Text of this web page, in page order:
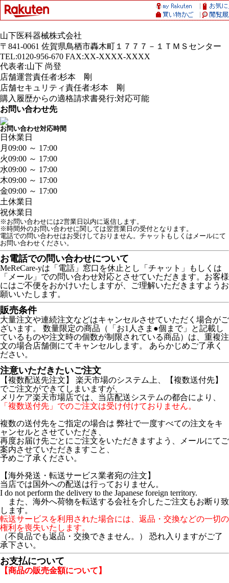
山下医科器械株式会社
〒841-0061 佐賀県鳥栖市轟木町１７７７－１ＴＭＳセンター
TEL:0120-956-670 FAX:XX-XXXX-XXXX
代表者:山下 尚登
店舗運営責任者:杉本 剛
店舗セキュリティ責任者:杉本 剛
購入履歴からの適格請求書発行:対応可能
お問い合わせ先
お問い合わせ対応時間
日 休業日
月 09:00 ～ 17:00
火09:00 ～ 17:00
水09:00 ～ 17:00
木09:00 ～ 17:00
金09:00 ～ 17:00
土休業日
祝休業日
※お問い合わせには2営業日以内に返信します。
※時間外のお問い合わせに関しては翌営業日の受付となります。
電話での問い合わせはお受けしておりません。チャットもしくはメールにて
お問い合わせください。
お電話での問い合わせについて
MeReCare-yは「電話」窓口を休止とし「チャット」もしくは
「メール」での問い合わせ対応とさせていただきます。お客様
にはご不便をおかけいたしますが、ご理解いただきますようお
願いいたします。
販売条件
大量注文や連続注文などはキャンセルさせていただく場合がご
ざいます。 数量限定の商品（「お1人さま●個まで」と記載し
ているものや注文時の個数が制限されている商品）は、重複注
文の場合店舗側にてキャンセルします。 あらかじめご了承く
ださい。
注意いただきたいご注文
【複数配送先注文】 楽天市場のシステム上、【複数送付先】
でご注文ができてしまいますが、
メリケア楽天市場店では、当店配送システムの都合により、
「複数送付先」でのご注文は受け付けておりません。
複数の送付先をご指定の場合は 弊社で一度すべての注文をキ
ャンセルとさせていただき、
再度お届け先ごとにご注文をいただきますよう、メールにてご
案内させていただきますこと、
予めご了承ください。
【海外発送・転送サービス業者宛の注文】
当店では国外への配送は行っておりません。
I do not perform the delivery to the Japanese foreign territory.
また、海外へ荷物を転送する会社を介したご注文もお断り致
します。
転送サービスを利用された場合には、返品・交換などの一切の
権利を喪失いたします。
（不良品でも返品・交換できません。） 恐れ入りますがご了
承下さい。
お支払について
【商品の販売金額について】